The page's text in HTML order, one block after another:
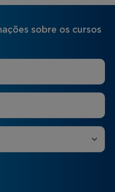
sobre os cursos